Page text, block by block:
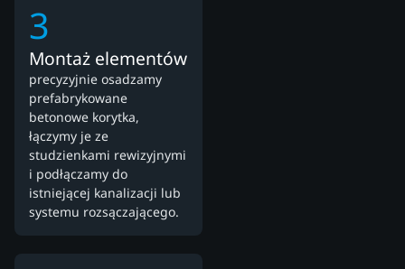
3
Montaż elementów
precyzyjnie osadzamy
prefabrykowane
betonowe korytka,
łączymy je ze
studzienkami rewizyjnymi
i podłączamy do
istniejącej kanalizacji lub
systemu rozsączającego.